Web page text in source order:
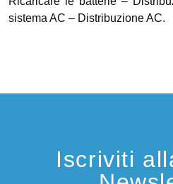
sistema AC – Distribuzione AC.
Iscriviti